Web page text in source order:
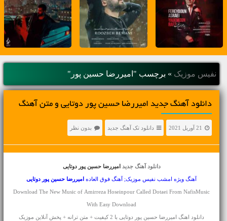
نفیس موزیک » برچسب "امیررضا حسین پور"
دانلود آهنگ جديد امیررضا حسین پور دوتایی و متن آهنگ
21 آوریل 2021 دانلود تک آهنگ جدید بدون نظر
دانلود آهنگ جدید امیررضا حسین پور دوتایی
آهنگ ویژه امشب نفیس موزیک; آهنگ فوق العاده امیررضا حسین پور دوتایی
Download The New Music of Amirreza Hoseinpour Called Dotaei From NafisMusic
With Easy Download
دانلود اهنگ امیررضا حسین پور دوتایی با 2 کیفیت + متن ترانه + پخش آنلاین موزیک